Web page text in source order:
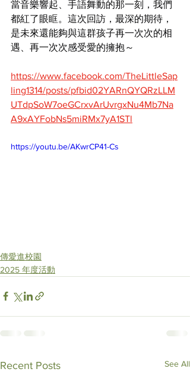
當音樂響起、手語舞動的那一刻，我們
都紅了眼眶。這次回訪，最深的期待，
是未來還能夠與這群孩子再一次次的相
遇、再一次次感受愛的擁抱～
https://www.facebook.com/TheLittleSap
ling1314/posts/pfbid02YARnQYQRzLLM
UTdpSoW7oeGCrxvArUvrgxNu4Mb7Na
A9xAYFobNs5miRMx7yA1STl
https://youtu.be/AKwrCP41-Cs
傳愛進校園
2025 年度活動
Recent Posts See All